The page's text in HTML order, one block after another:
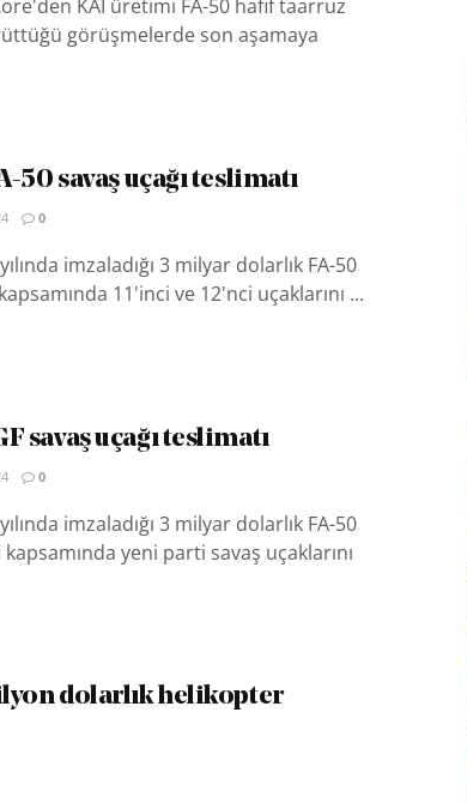
KAI üretimi FA-50 hafif taarruz
görüşmelerde son aşamaya
50 savaş uçağı teslimatı
0
imzaladığı 3 milyar dolarlık FA-50
11'inci ve 12'nci uçaklarını ...
savaş uçağı teslimatı
0
imzaladığı 3 milyar dolarlık FA-50
yeni parti savaş uçaklarını
dolarlık helikopter